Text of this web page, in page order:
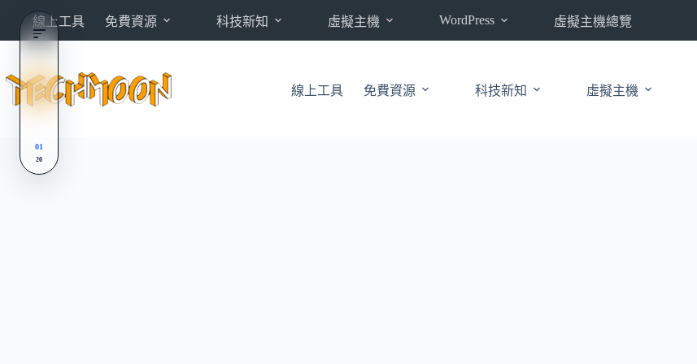
內
線上工具 免費資源 科技新知 虛擬主機 WordPress 虛擬主機總覽
線上工具 免費資源 科技新知 虛擬主機
01
20